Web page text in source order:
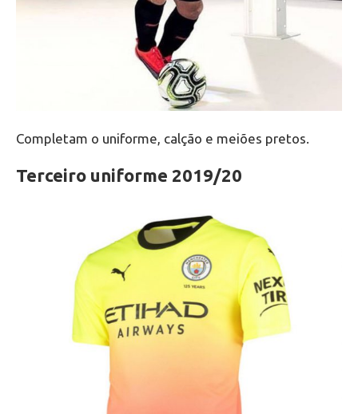
Completam o uniforme, calção e meiões pretos.
Terceiro uniforme 2019/20